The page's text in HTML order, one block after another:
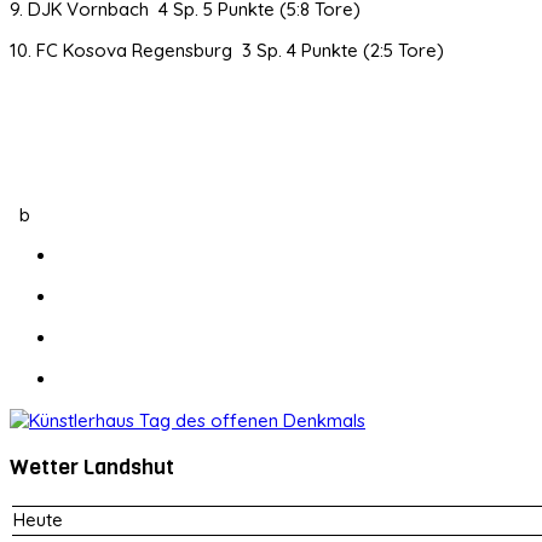
9. DJK Vornbach 4 Sp. 5 Punkte (5:8 Tore)
10. FC Kosova Regensburg 3 Sp. 4 Punkte (2:5 Tore)
b
Wetter Landshut
Heute